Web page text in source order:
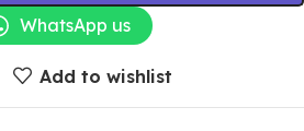
WhatsApp us
Add to wishlist